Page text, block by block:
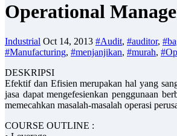
Operational
Industrial Oct 14, 2013 #Audit, #auditor,
#Manufacturing, #menjanjikan, #murah,
DESKRIPSI
Efektif dan Efisien merupakan hal yang
jasa dapat mengefesienkan penggunaan
memecahkan masalah-masalah operasi
COURSE OUTLINE :